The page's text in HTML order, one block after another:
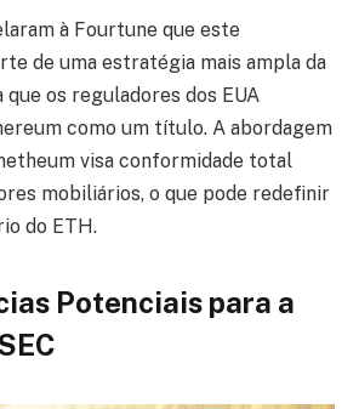
à Fourtune que este
de uma estratégia mais ampla da
os reguladores dos EUA
como um título. A abordagem
visa conformidade total
mobiliários, o que pode redefinir
do ETH.
Potenciais para a